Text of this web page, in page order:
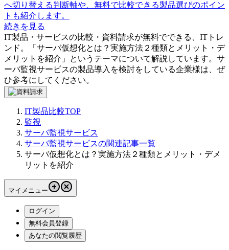
へ切り替える判断軸や、無料で比較できる製品選びのポイン
トも紹介します。
続きを見る
IT製品・サービスの比較・資料請求が無料でできる、ITトレ
ンド。「 サーバ仮想化とは？実施方法２種類とメリット・デ
メリットを紹介 」というテーマについて解説しています。 サ
ーバ監視サービスの製品導入を検討をしている企業様は、ぜ
ひ参考にしてください。
IT製品比較TOP
監視
サーバ監視サービス
サーバ監視サービスの関連記事一覧
サーバ仮想化とは？実施方法２種類とメリット・デメ
リットを紹介
マイメニュー
ログイン
無料会員登録
あなたの閲覧履歴